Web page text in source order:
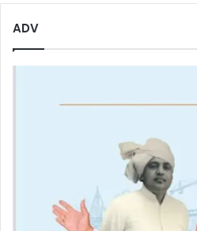
VIDEO
ADV